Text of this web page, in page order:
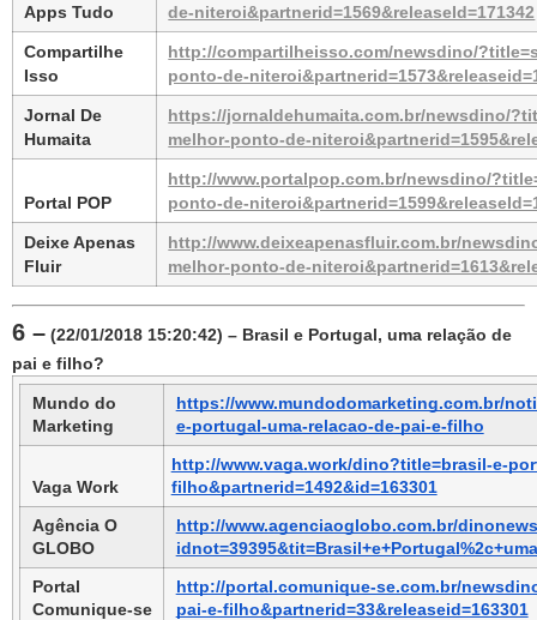
Apps Tudo
de-niteroi&partnerid=1569&releaseId=171342
Compartilhe
Isso
http://compartilheisso.com/newsdino/
ponto-de-
Jornal De
Humaita
https://jornaldehumaita.com.br/newsdino/
melhor-ponto-de-
Portal POP
http://www.portalpop.com.br/newsdino/
ponto-de-
Deixe Apenas
Fluir
http://www.deixeapenasfluir.com.br/
melhor-ponto-de-
6 – (22/01/2018 15:20:42) – Brasil e Portugal, uma relação de
pai e filho?
Mundo do
Marketing
https://www.mundodomarketing.com.br/
e-portugal-uma-relacao-de-pai-e-filho
Vaga Work
http://www.vaga.work/dino?title=brasil-e-
filho&partnerid=1492&id=163301
Agência O
GLOBO
http://www.agenciaoglobo.com.br/
Portal
Comunique-se
http://portal.comunique-se.com.br/
pai-e-filho&partnerid=33&releaseid=163301